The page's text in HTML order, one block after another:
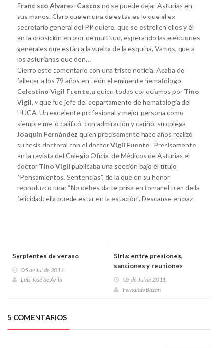
Francisco Alvarez-Cascos no se puede dejar Asturias en
sus manos. Claro que en una de estas es lo que el ex
secretario general del PP quiere, que se estrellen ellos y él
en la oposición en olor de multitud, esperando las elecciones
generales que están a la vuelta de la esquina. Vamos, que a
los asturianos que den…
Cierro este comentario con una triste noticia. Acaba de
fallecer a los 79 años en León el eminente hematólogo
Celestino Vigil Fuente,a quien todos conocíamos por Tino
Vigil, y que fue jefe del departamento de hematología del
HUCA. Un excelente profesional y mejor persona como
siempre me lo calificó, con admiración y cariño, su colega
Joaquín Fernández quien precisamente hace años realizó
su tesis doctoral con el doctorVigil Fuente. Precisamente
en la revista del Colegio Oficial de Médicos de Asturias el
doctor Tino Vigil publicaba una sección bajo el título
“Pensamientos. Sentencias”, de la que en su honor
reproduzco una: “No debes darte prisa en tomar el tren de la
felicidad; ella puede estar en la estación”. Descanse en paz
Serpientes de verano
05 de Jul de 2011
Luis José de Ávila
Siria: entre presiones,
sanciones y reuniones
05 de Jul de 2011
Fernando Bazán
5 COMENTARIOS